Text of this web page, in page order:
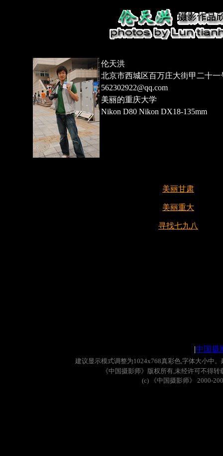
伦天洪
北京市西城区百万庄大街甲二十一
562302922@qq.com
美丽的重庆大学
Nikon D80 Nikon DX18-135mm
美丽甘肃
美丽重大
寻找七九八
|中国摄
建议显示模式调整为1024x768真彩色,字体大小中。
《中国摄影师》版权所有,未经许可不得转
(c)
《中国摄影师》 2000-200